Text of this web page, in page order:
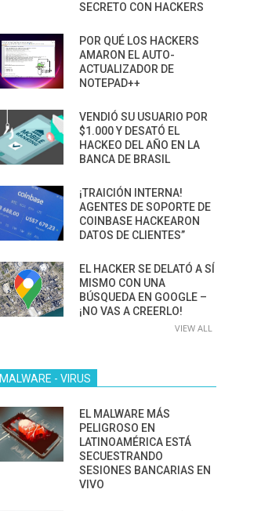
SECRETO CON HACKERS
POR QUÉ LOS HACKERS
AMARON EL AUTO-
ACTUALIZADOR DE
NOTEPAD++
VENDIÓ SU USUARIO POR
$1.000 Y DESATÓ EL
HACKEO DEL AÑO EN LA
BANCA DE BRASIL
¡TRAICIÓN INTERNA!
AGENTES DE SOPORTE DE
COINBASE HACKEARON
DATOS DE CLIENTES”
EL HACKER SE DELATÓ A SÍ
MISMO CON UNA
BÚSQUEDA EN GOOGLE –
¡NO VAS A CREERLO!
VIEW ALL
MALWARE - VIRUS
EL MALWARE MÁS
PELIGROSO EN
LATINOAMÉRICA ESTÁ
SECUESTRANDO
SESIONES BANCARIAS EN
VIVO